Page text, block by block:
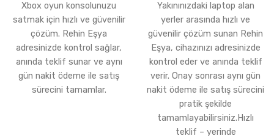
Xbox oyun konsolunuzu
satmak için hızlı ve güvenilir
çözüm. Rehin Eşya
adresinizde kontrol sağlar,
anında teklif sunar ve aynı
gün nakit ödeme ile satış
sürecini tamamlar.
Yakınınızdaki laptop alan
yerler arasında hızlı ve
güvenilir çözüm sunan Rehin
Eşya, cihazınızı adresinizde
kontrol eder ve anında teklif
verir. Onay sonrası aynı gün
nakit ödeme ile satış sürecini
pratik şekilde
tamamlayabilirsiniz.Hızlı
teklif – yerinde